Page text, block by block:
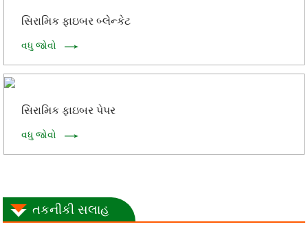
સિરામિક ફાઇબર બ્લેન્કેટ
વધુ જોવો
સિરામિક ફાઇબર પેપર
વધુ જોવો
તકનીકી સલાહ